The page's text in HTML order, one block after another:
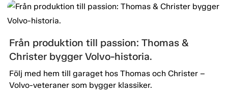
Från produktion till passion: Thomas &
Christer bygger Volvo-historia.
Följ med hem till garaget hos Thomas och Christer –
Volvo-veteraner som bygger klassiker.